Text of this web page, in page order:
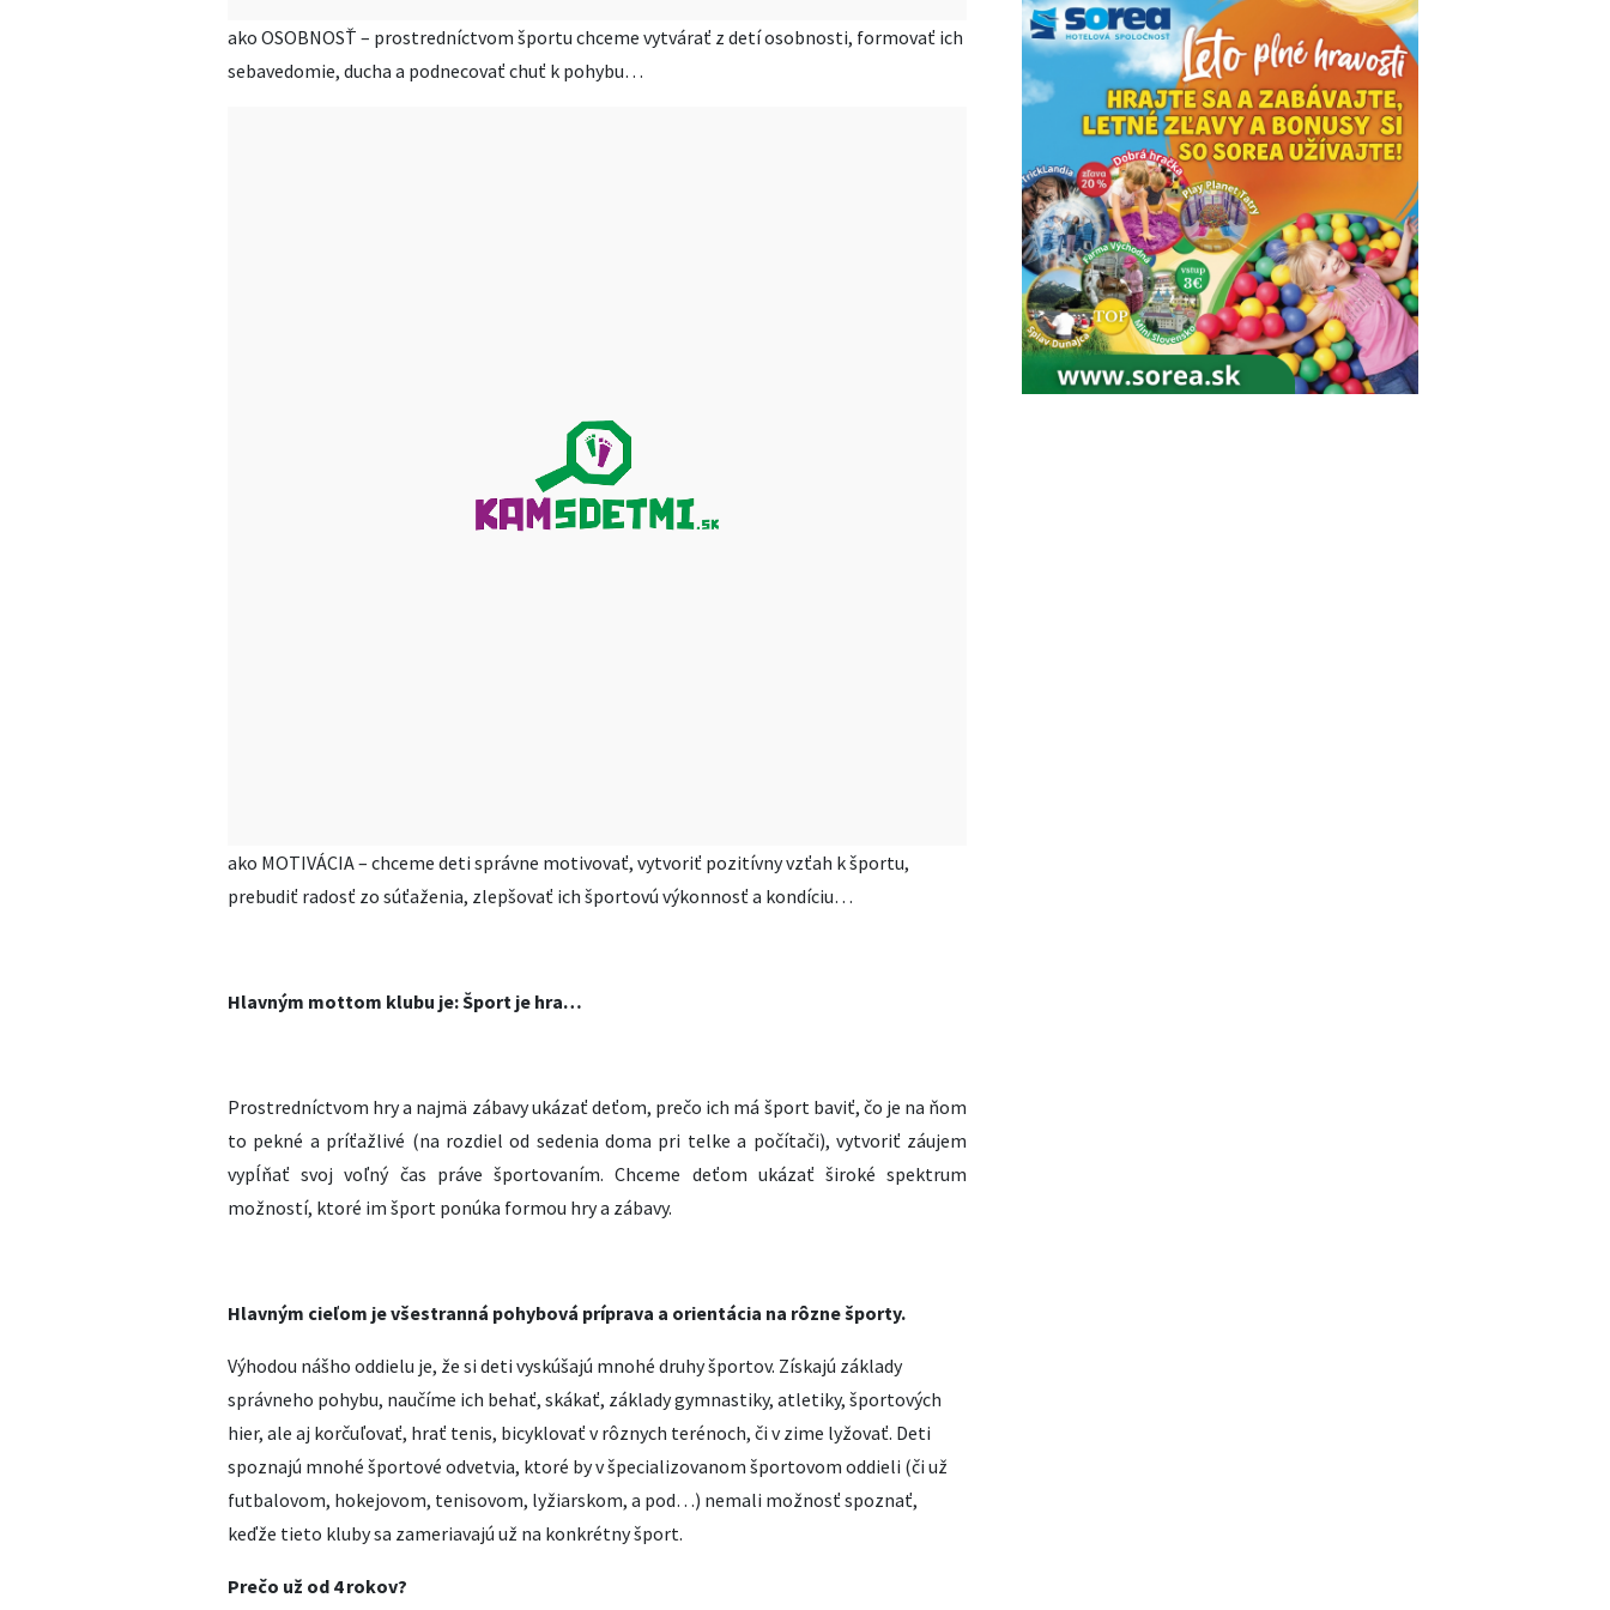
ako OSOBNOSŤ – prostredníctvom športu chceme vytvárať z detí osobnosti, formovať ich
sebavedomie, ducha a podnecovať chuť k pohybu…
ako MOTIVÁCIA – chceme deti správne motivovať, vytvoriť pozitívny vzťah k športu,
prebudiť radosť zo súťaženia, zlepšovať ich športovú výkonnosť a kondíciu…
Hlavným mottom klubu je: Šport je hra…
Prostredníctvom hry a najmä zábavy ukázať deťom, prečo ich má šport baviť, čo je na ňom
to pekné a príťažlivé (na rozdiel od sedenia doma pri telke a počítači), vytvoriť záujem
vypĺňať svoj voľný čas práve športovaním. Chceme deťom ukázať široké spektrum
možností, ktoré im šport ponúka formou hry a zábavy.
Hlavným cieľom je všestranná pohybová príprava a orientácia na rôzne športy.
Výhodou nášho oddielu je, že si deti vyskúšajú mnohé druhy športov. Získajú základy
správneho pohybu, naučíme ich behať, skákať, základy gymnastiky, atletiky, športových
hier, ale aj korčuľovať, hrať tenis, bicyklovať v rôznych terénoch, či v zime lyžovať. Deti
spoznajú mnohé športové odvetvia, ktoré by v špecializovanom športovom oddieli (či už
futbalovom, hokejovom, tenisovom, lyžiarskom, a pod…) nemali možnosť spoznať,
keďže tieto kluby sa zameriavajú už na konkrétny šport.
Prečo už od 4 rokov?